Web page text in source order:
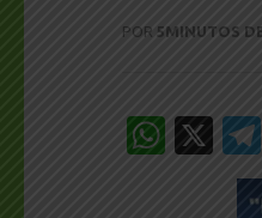
POR 5MINUTOS
X